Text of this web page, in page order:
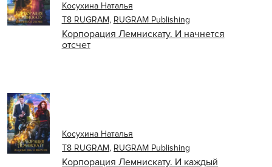
Корпорация Лемнискату. И начнется
отсчет
Косухина Наталья
Т8 RUGRAM, RUGRAM Publishing
Корпорация Лемнискату. И каждый
Косухина Наталья
Т8 RUGRAM, RUGRAM Publishing